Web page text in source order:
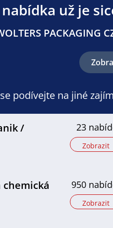
už je
podívejte na jiné
/
23
Zobrazit
chemická
950
Zobrazit